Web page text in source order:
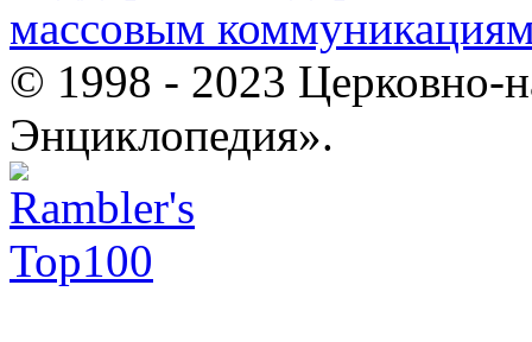
массовым
© 1998 - 2023 Церковно-
Энциклопедия».